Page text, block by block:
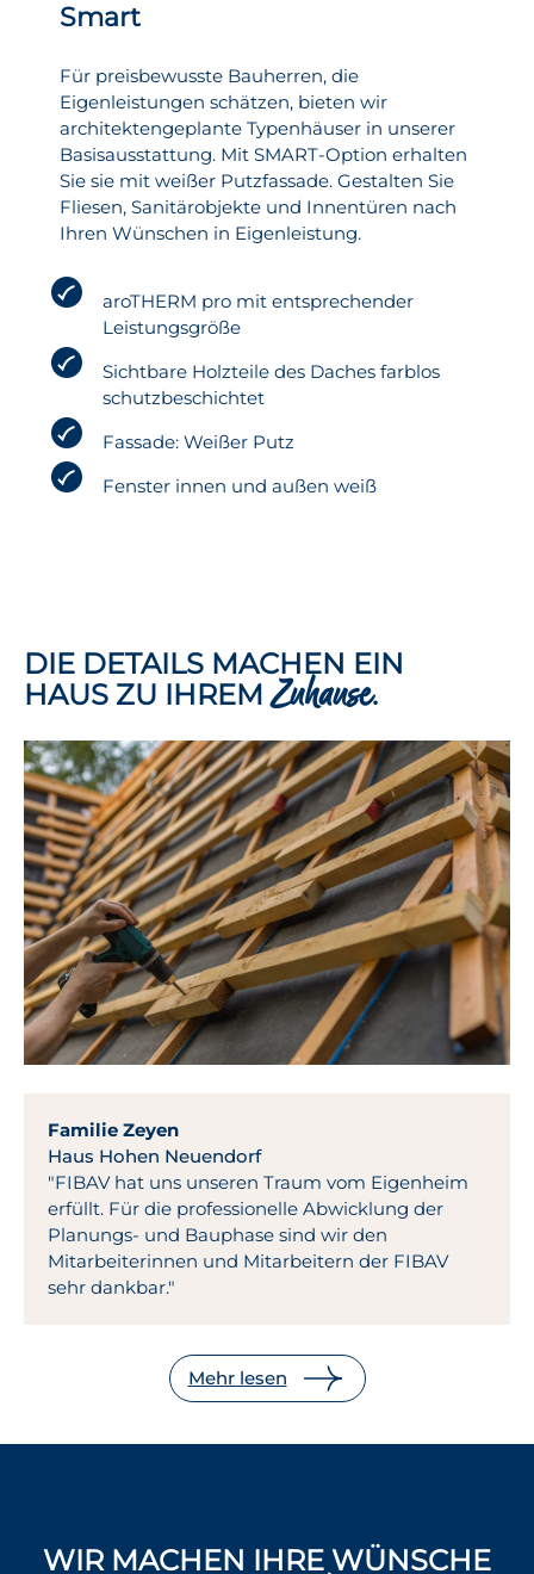
Smart
Für preisbewusste Bauherren, die
Eigenleistungen schätzen, bieten wir
architektengeplante Typenhäuser in unserer
Basisausstattung. Mit SMART-Option erhalten
Sie sie mit weißer Putzfassade. Gestalten Sie
Fliesen, Sanitärobjekte und Innentüren nach
Ihren Wünschen in Eigenleistung.
aroTHERM pro mit entsprechender
Leistungsgröße
Sichtbare Holzteile des Daches farblos
schutzbeschichtet
Fassade: Weißer Putz
Fenster innen und außen weiß
DIE DETAILS MACHEN EIN
HAUS ZU IHREMZuhause.
Familie Zeyen
Haus Hohen Neuendorf
"FIBAV hat uns unseren Traum vom Eigenheim
erfüllt. Für die professionelle Abwicklung der
Planungs- und Bauphase sind wir den
Mitarbeiterinnen und Mitarbeitern der FIBAV
sehr dankbar."
Mehr lesen
WIR MACHEN IHRE WÜNSCHE